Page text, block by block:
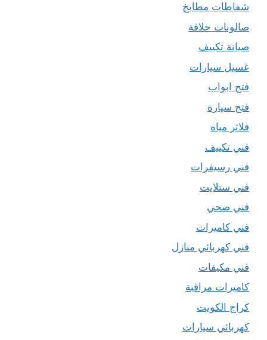
شفاطات مطابخ
صالونات حلاقة
صيانة تكييف
غسيل سيارات
فتح ابواب
فتح سيارة
فلاتر مياه
فني تكييف
فني رسيفرات
فني ستلايت
فني صحي
فني كاميرات
فني كهربائي منازل
فني مكيفات
كاميرات مراقبة
كراج الكويت
كهربائي سيارات